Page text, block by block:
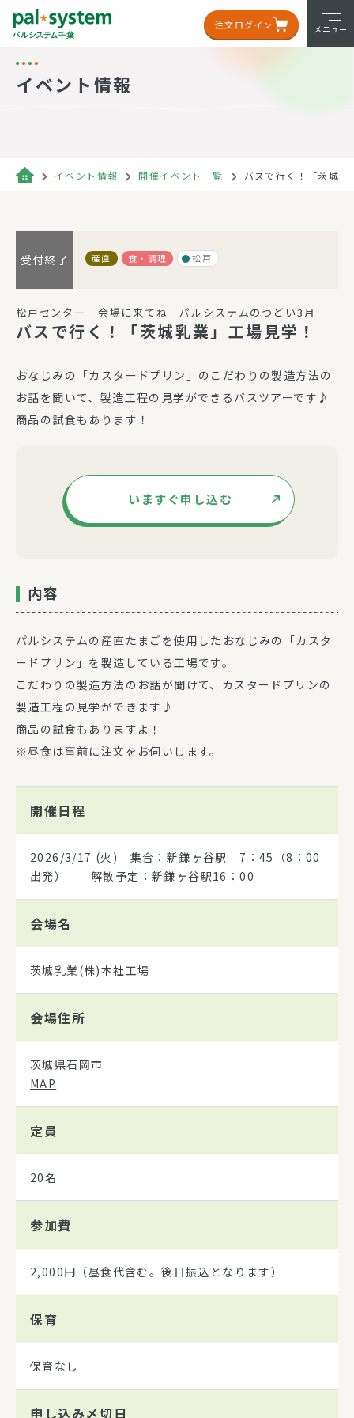
注文ログイン メニュー
イベント情報
イベント情報 開催イベント一覧 バスで行く！「茨城乳
受付終了 産直 食・調理 松戸
松戸センター 会場に来てね パルシステムのつどい3月
バスで行く！「茨城乳業」工場見学！
おなじみの「カスタードプリン」のこだわりの製造方法の
お話を聞いて、製造工程の見学ができるバスツアーです♪
商品の試食もあります！
いますぐ申し込む
内容
パルシステムの産直たまごを使用したおなじみの「カスタ
ードプリン」を製造している工場です。
こだわりの製造方法のお話が聞けて、カスタードプリンの
製造工程の見学ができます♪
商品の試食もありますよ！
※昼食は事前に注文をお伺いします。
開催日程
2026/3/17 (火) 集合：新鎌ヶ谷駅 7：45（8：00
出発） 解散予定：新鎌ヶ谷駅16：00
会場名
茨城乳業(株)本社工場
会場住所
茨城県石岡市
MAP
定員
20名
参加費
2,000円（昼食代含む。後日振込となります）
保育
保育なし
申し込み〆切日